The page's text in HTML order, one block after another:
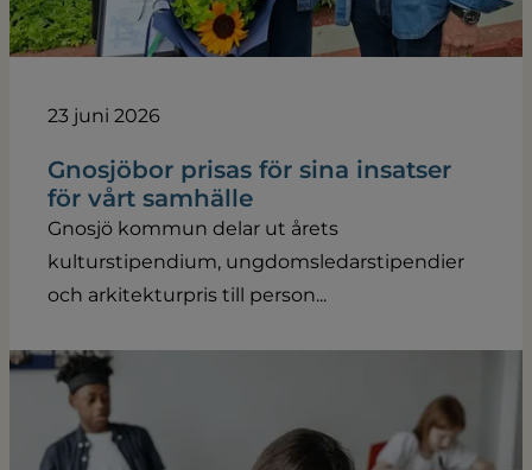
23 juni 2026
Gnosjöbor prisas för sina insatser
för vårt samhälle
Gnosjö kommun delar ut årets
kulturstipendium, ungdomsledarstipendier
och arkitekturpris till person...